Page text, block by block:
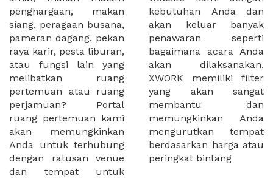
penghargaan, makan
siang, peragaan busana,
pameran dagang, pekan
raya karir, pesta liburan,
atau fungsi lain yang
melibatkan ruang
pertemuan atau ruang
perjamuan? Portal
ruang pertemuan kami
akan memungkinkan
Anda untuk terhubung
dengan ratusan venue
dan tempat untuk
kebutuhan Anda dan
akan keluar banyak
penawaran seperti
bagaimana acara Anda
akan dilaksanakan.
XWORK memiliki filter
yang akan sangat
membantu dan
memungkinkan Anda
mengurutkan tempat
berdasarkan harga atau
peringkat bintang